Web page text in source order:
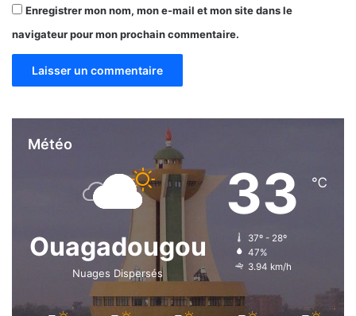
v
l
o
p
m
Enregistrer mon nom, mon e-mail et mon site dans le
navigateur pour mon prochain commentaire.
Météo
Ouagadougou
Nuages Dispersés
33 ℃
37º - 28º
47%
3.94 km/h